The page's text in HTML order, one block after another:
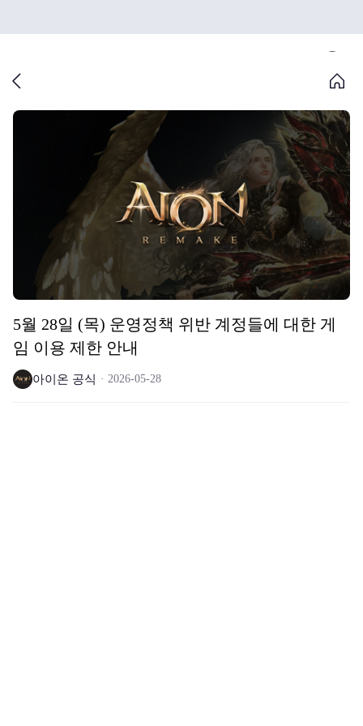
5월 28일 (목) 운영정책 위반 계정들에 대한 게
임 이용 제한 안내
아이온 공식 2026-05-28